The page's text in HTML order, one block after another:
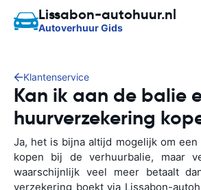
Lissabon-autohuur.nl
Autoverhuur Gids
Klantenservice
Kan ik aan de balie
huurverzekering
Ja, het is bijna altijd mogelijk om
kopen bij de verhuurbalie, maar
waarschijnlijk veel meer betaalt
verzekering boekt via Lissabon-